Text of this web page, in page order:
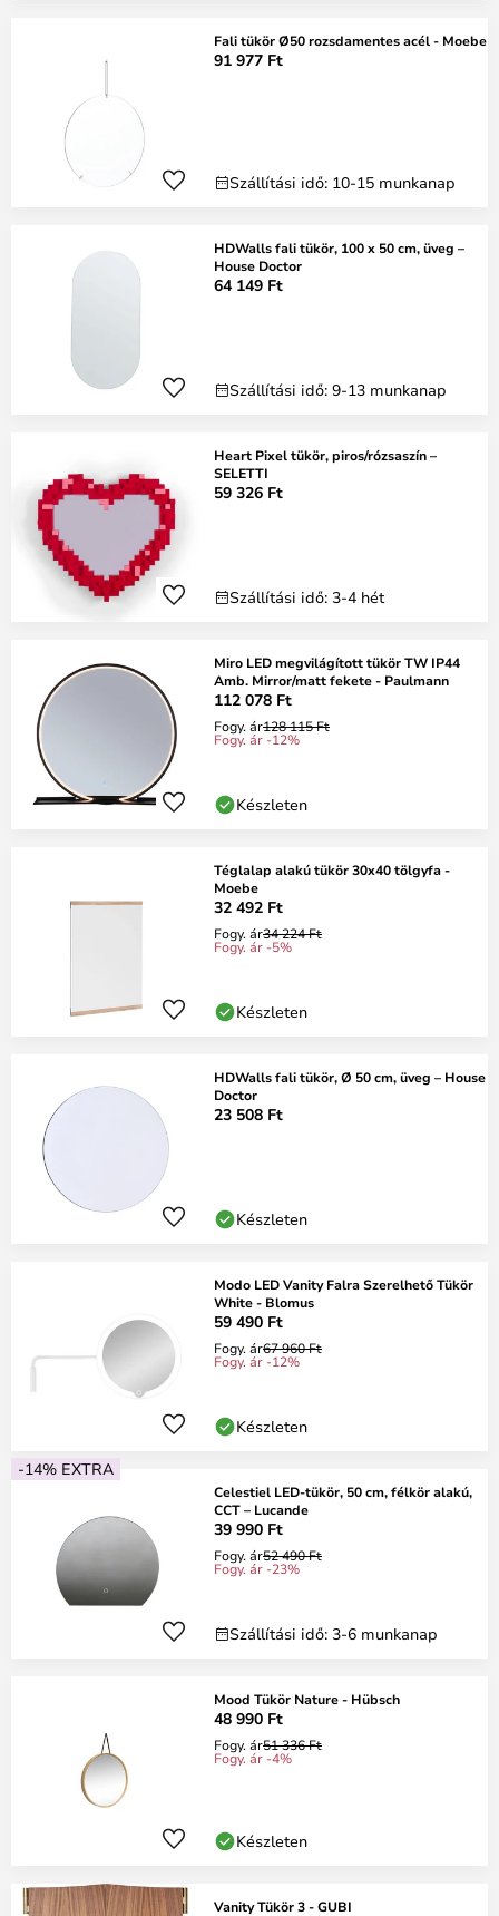
Fali tükör Ø50 rozsdamentes acél - Moebe
91 977 Ft
Szállítási idő: 10-15 munkanap
HDWalls fali tükör, 100 x 50 cm, üveg –
House Doctor
64 149 Ft
Szállítási idő: 9-13 munkanap
Heart Pixel tükör, piros/rózsaszín –
SELETTI
59 326 Ft
Szállítási idő: 3-4 hét
Miro LED megvilágított tükör TW IP44
Amb. Mirror/matt fekete - Paulmann
112 078 Ft
Fogy. ár128 115 Ft
Fogy. ár -12%
Készleten
Téglalap alakú tükör 30x40 tölgyfa -
Moebe
32 492 Ft
Fogy. ár34 224 Ft
Fogy. ár -5%
Készleten
HDWalls fali tükör, Ø 50 cm, üveg – House
Doctor
23 508 Ft
Készleten
Modo LED Vanity Falra Szerelhető Tükör
White - Blomus
59 490 Ft
Fogy. ár67 960 Ft
Fogy. ár -12%
Készleten
-14% EXTRA
Celestiel LED-tükör, 50 cm, félkör alakú,
CCT – Lucande
39 990 Ft
Fogy. ár52 490 Ft
Fogy. ár -23%
Szállítási idő: 3-6 munkanap
Mood Tükör Nature - Hübsch
48 990 Ft
Fogy. ár51 336 Ft
Fogy. ár -4%
Készleten
Vanity Tükör 3 - GUBI